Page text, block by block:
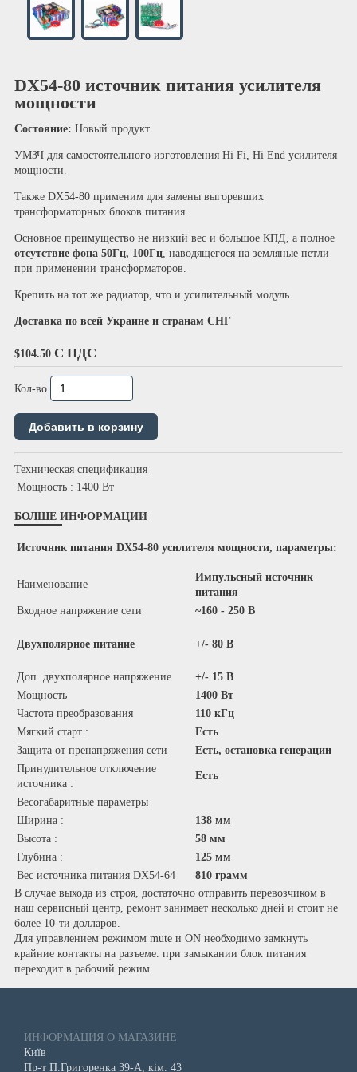
DX54-80 источник питания усилителя
мощности
Состояние: Новый продукт
УМЗЧ для самостоятельного изготовления Hi Fi, Hi End усилителя
мощности.
Также DX54-80 применим для замены выгоревших
трансформаторных блоков питания.
Основное преимущество не низкий вес и большое КПД, а полное
отсутствие фона 50Гц, 100Гц, наводящегося на земляные петли
при применении трансформаторов.
Крепить на тот же радиатор, что и усилительный модуль.
Доставка по всей Украине и странам СНГ
$104.50 С НДС
Кол-во
Техническая спецификация
Мощность : 1400 Вт
БОЛШЕ ИНФОРМАЦИИ
Источник питания DX54-80 усилителя мощности, параметры:
Наименование
Импульсный источник
питания
Входное напряжение сети
~160 - 250 В
Двухполярное питание +/- 80 В
Доп. двухполярное напряжение
+/- 15 В
Мощность
1400 Вт
Частота преобразования
110 кГц
Мягкий старт :
Есть
Защита от пренапряжения сети
Есть, остановка генерации
Принудительное отключение
источника :
Есть
Весогабаритные параметры
Ширина :
138 мм
Высота :
58 мм
Глубина :
125 мм
Вес источника питания DX54-64
810 грамм
В случае выхода из строя, достаточно отправить перевозчиком в
наш сервисный центр, ремонт занимает несколько дней и стоит не
более 10-ти долларов.
Для управлением режимом mute и ON необходимо замкнуть
крайние контакты на разъеме. при замыкании блок питания
переходит в рабочий режим.
ИНФОРМАЦИЯ О МАГАЗИНЕ
Київ
Пр-т П.Григоренка 39-А, кім. 43